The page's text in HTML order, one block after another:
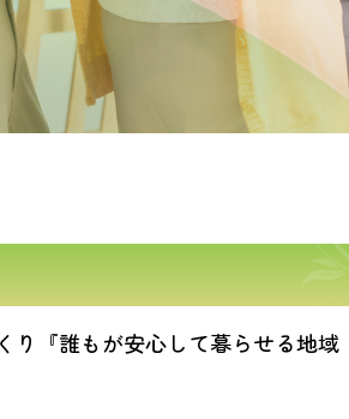
『誰もが安心して暮らせる地域